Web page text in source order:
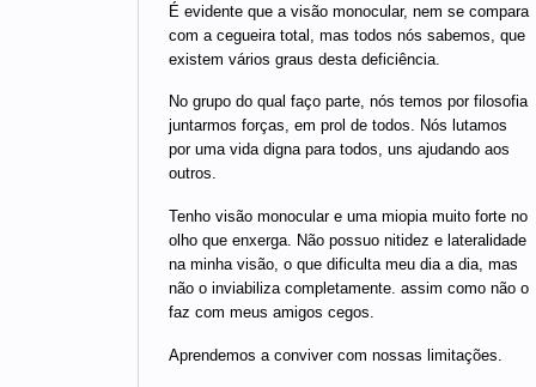
É evidente que a visão monocular, nem se compara
com a cegueira total, mas todos nós sabemos, que
existem vários graus desta deficiência.
No grupo do qual faço parte, nós temos por filosofia
juntarmos forças, em prol de todos. Nós lutamos
por uma vida digna para todos, uns ajudando aos
outros.
Tenho visão monocular e uma miopia muito forte no
olho que enxerga. Não possuo nitidez e lateralidade
na minha visão, o que dificulta meu dia a dia, mas
não o inviabiliza completamente. assim como não o
faz com meus amigos cegos.
Aprendemos a conviver com nossas limitações.